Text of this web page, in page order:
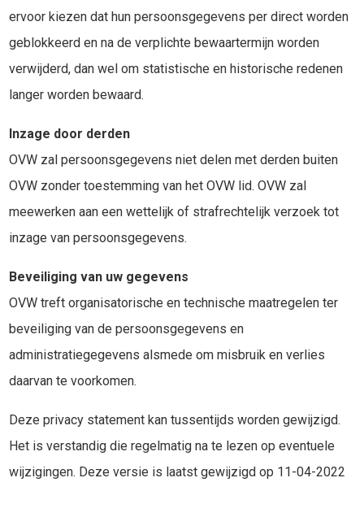
ervoor kiezen dat hun persoonsgegevens per direct worden
geblokkeerd en na de verplichte bewaartermijn worden
verwijderd, dan wel om statistische en historische redenen
langer worden bewaard.
Inzage door derden
OVW zal persoonsgegevens niet delen met derden buiten
OVW zonder toestemming van het OVW lid. OVW zal
meewerken aan een wettelijk of strafrechtelijk verzoek tot
inzage van persoonsgegevens.
Beveiliging van uw gegevens
OVW treft organisatorische en technische maatregelen ter
beveiliging van de persoonsgegevens en
administratiegegevens alsmede om misbruik en verlies
daarvan te voorkomen.
Deze privacy statement kan tussentijds worden gewijzigd.
Het is verstandig die regelmatig na te lezen op eventuele
wijzigingen. Deze versie is laatst gewijzigd op 11-04-2022